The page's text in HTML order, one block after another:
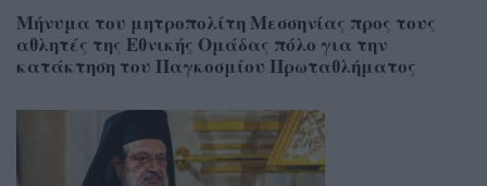
Μήνυμα του μητροπολίτη Μεσσηνίας προς τους
αθλητές της Εθνικής Ομάδας πόλο για την
κατάκτηση του Παγκοσμίου Πρωταθλήματος